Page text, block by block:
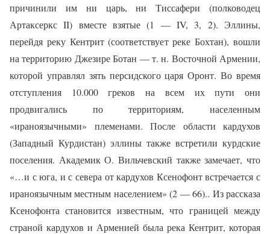
причинили им ни царь, ни Тиссафери (полководец
АртаксерксII) вместе взятые (1 —IV, 3, 2). Эллины,
перейдя реку Кентрит (соответствует реке Бохтан), вошли
на территорию Джезире Ботан — т. н. Восточной Армении,
которой управлял зять персидского царя Оронт. Во время
отступления 10.000 греков на всем их пути они
продвигались по территориям, населенным
«ираноязычными» племенами. После области кардухов
(Западный Курдистан) эллины также встретили курдские
поселения. Академик О. Вильчевский также замечает, что
«…и с юга, и с севера от кардухов Ксенофонт встречается с
ираноязычным местным населением» (2 — 66).. Из рассказа
Ксенофонта становится известным, что границей между
страной кардухов и Арменией была река Кентрит, которая